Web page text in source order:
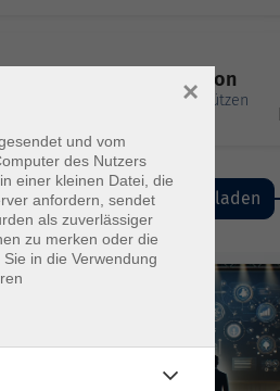
und Regeneration
gezielt unterstützen
mehr laden
und vom
des Nutzers
einer kleinen Datei, die
anfordern, sendet
als zuverlässiger
zu merken oder die
in die Verwendung
×